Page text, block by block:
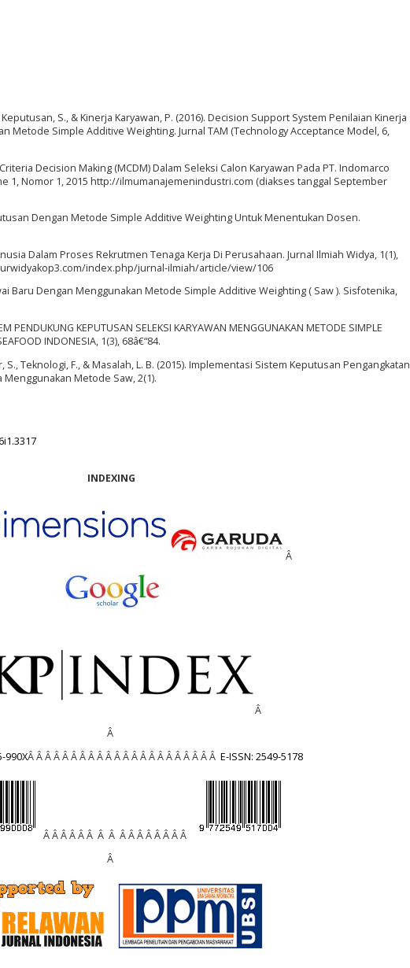
S., & Kinerja Karyawan, P. (2016). Decision Support System Penilaian Kinerja
Metode Simple Additive Weighting. Jurnal TAM (Technology Acceptance Model, 6,
Decision Making (MCDM) Dalam Seleksi Calon Karyawan Pada PT. Indomarco
1, Nomor 1, 2015 http://ilmumanajemenindustri.com (diakses tanggal September
Dengan Metode Simple Additive Weighting Untuk Menentukan Dosen.
Dalam Proses Rekrutmen Tenaga Kerja Di Perusahaan. Jurnal Ilmiah Widya, 1(1),
index.php/jurnal-ilmiah/article/view/106
Baru Dengan Menggunakan Metode Simple Additive Weighting ( Saw ). Sisfotenika,
PENDUKUNG KEPUTUSAN SELEKSI KARYAWAN MENGGUNAKAN METODE SIMPLE
INDONESIA, 1(3), 68â€“84.
S., Teknologi, F., & Masalah, L. B. (2015). Implementasi Sistem Keputusan Pengangkatan
Menggunakan Metode Saw, 2(1).
INDEXING
Â
Â
Â
990XÂ Â Â Â Â Â Â Â Â Â Â Â Â Â Â Â Â Â Â Â Â Â E-ISSN: 2549-5178
Â Â Â Â Â Â Â Â Â Â Â Â Â Â Â Â
Â